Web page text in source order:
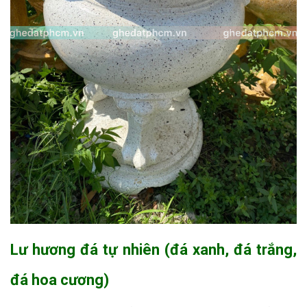
Lư hương đá tự nhiên (đá xanh, đá trắng,
đá hoa cương)